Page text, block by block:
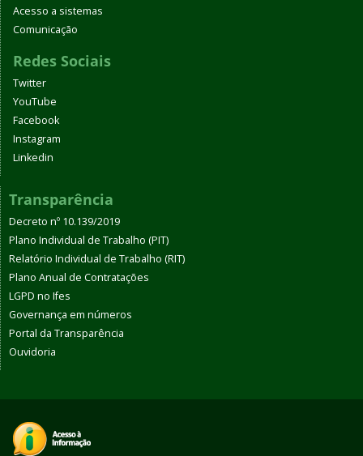
Acesso a sistemas
Comunicação
Redes Sociais
Twitter
YouTube
Facebook
Instagram
Linkedin
Transparência
Decreto nº 10.139/2019
Plano Individual de Trabalho (PIT)
Relatório Individual de Trabalho (RIT)
Plano Anual de Contratações
LGPD no Ifes
Governança em números
Portal da Transparência
Ouvidoria